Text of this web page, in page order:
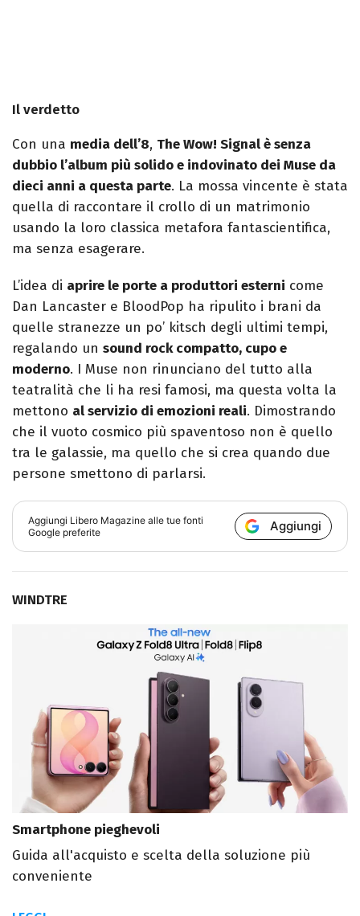
Il verdetto
Con una media dell’8, The Wow! Signal è senza
dubbio l’album più solido e indovinato dei Muse da
dieci anni a questa parte. La mossa vincente è stata
quella di raccontare il crollo di un matrimonio
usando la loro classica metafora fantascientifica,
ma senza esagerare.
L’idea di aprire le porte a produttori esterni come
Dan Lancaster e BloodPop ha ripulito i brani da
quelle stranezze un po’ kitsch degli ultimi tempi,
regalando un sound rock compatto, cupo e
moderno. I Muse non rinunciano del tutto alla
teatralità che li ha resi famosi, ma questa volta la
mettono al servizio di emozioni reali. Dimostrando
che il vuoto cosmico più spaventoso non è quello
tra le galassie, ma quello che si crea quando due
persone smettono di parlarsi.
Aggiungi Libero Magazine alle tue fonti
Google preferite
Aggiungi
WINDTRE
Smartphone pieghevoli
Guida all'acquisto e scelta della soluzione più
conveniente